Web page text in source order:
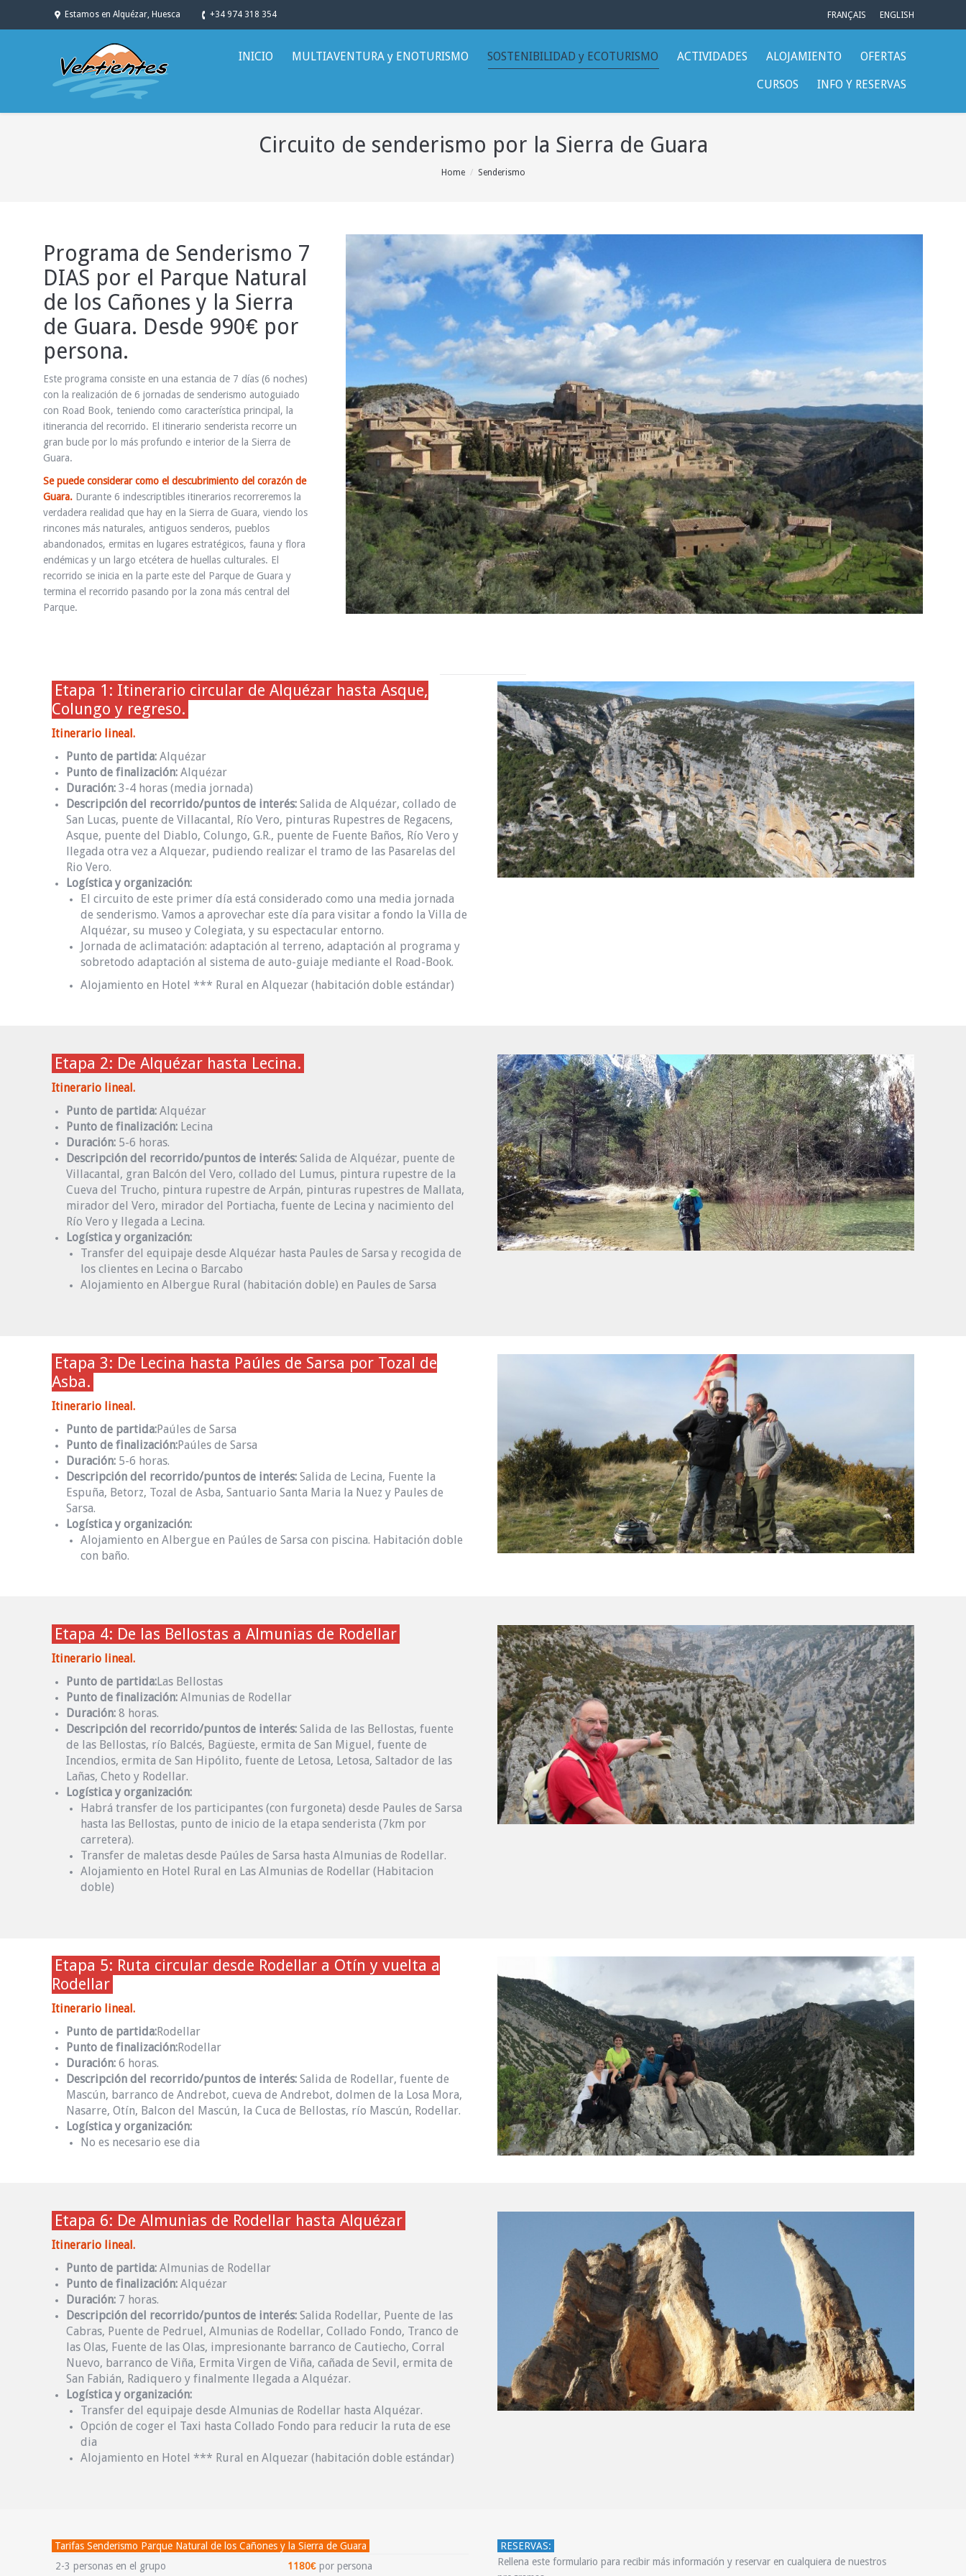
Estamos en Alquézar, Huesca +34 974 318 354 FRANÇAIS ENGLISH
INICIO MULTIAVENTURA y ENOTURISMO SOSTENIBILIDAD y ECOTURISMO ACTIVIDADES ALOJAMIENTO OFERTAS
CURSOS INFO Y RESERVAS
Circuito de senderismo por la Sierra de Guara
Home Senderismo
Programa de Senderismo 7
DIAS por el Parque Natural
de los Cañones y la Sierra
de Guara. Desde 990€ por
persona.
Este programa consiste en una estancia de 7 días (6 noches)
con la realización de 6 jornadas de senderismo autoguiado
con Road Book, teniendo como característica principal, la
itinerancia del recorrido. El itinerario senderista recorre un
gran bucle por lo más profundo e interior de la Sierra de
Guara.
Se puede considerar como el descubrimiento del corazón de
Guara. Durante 6 indescriptibles itinerarios recorreremos la
verdadera realidad que hay en la Sierra de Guara, viendo los
rincones más naturales, antiguos senderos, pueblos
abandonados, ermitas en lugares estratégicos, fauna y flora
endémicas y un largo etcétera de huellas culturales. El
recorrido se inicia en la parte este del Parque de Guara y
termina el recorrido pasando por la zona más central del
Parque.
Etapa 1: Itinerario circular de Alquézar hasta Asque,
Colungo y regreso.
Itinerario lineal.
Punto de partida: Alquézar
Punto de finalización: Alquézar
Duración: 3-4 horas (media jornada)
Descripción del recorrido/puntos de interés: Salida de Alquézar, collado de
San Lucas, puente de Villacantal, Río Vero, pinturas Rupestres de Regacens,
Asque, puente del Diablo, Colungo, G.R., puente de Fuente Baños, Río Vero y
llegada otra vez a Alquezar, pudiendo realizar el tramo de las Pasarelas del
Rio Vero.
Logística y organización:
El circuito de este primer día está considerado como una media jornada
de senderismo. Vamos a aprovechar este día para visitar a fondo la Villa de
Alquézar, su museo y Colegiata, y su espectacular entorno.
Jornada de aclimatación: adaptación al terreno, adaptación al programa y
sobretodo adaptación al sistema de auto-guiaje mediante el Road-Book.
Alojamiento en Hotel *** Rural en Alquezar (habitación doble estándar)
Etapa 2: De Alquézar hasta Lecina.
Itinerario lineal.
Punto de partida: Alquézar
Punto de finalización: Lecina
Duración: 5-6 horas.
Descripción del recorrido/puntos de interés: Salida de Alquézar, puente de
Villacantal, gran Balcón del Vero, collado del Lumus, pintura rupestre de la
Cueva del Trucho, pintura rupestre de Arpán, pinturas rupestres de Mallata,
mirador del Vero, mirador del Portiacha, fuente de Lecina y nacimiento del
Río Vero y llegada a Lecina.
Logística y organización:
Transfer del equipaje desde Alquézar hasta Paules de Sarsa y recogida de
los clientes en Lecina o Barcabo
Alojamiento en Albergue Rural (habitación doble) en Paules de Sarsa
Etapa 3: De Lecina hasta Paúles de Sarsa por Tozal de
Asba.
Itinerario lineal.
Punto de partida:Paúles de Sarsa
Punto de finalización:Paúles de Sarsa
Duración: 5-6 horas.
Descripción del recorrido/puntos de interés: Salida de Lecina, Fuente la
Espuña, Betorz, Tozal de Asba, Santuario Santa Maria la Nuez y Paules de
Sarsa.
Logística y organización:
Alojamiento en Albergue en Paúles de Sarsa con piscina. Habitación doble
con baño.
Etapa 4: De las Bellostas a Almunias de Rodellar
Itinerario lineal.
Punto de partida:Las Bellostas
Punto de finalización: Almunias de Rodellar
Duración: 8 horas.
Descripción del recorrido/puntos de interés: Salida de las Bellostas, fuente
de las Bellostas, río Balcés, Bagüeste, ermita de San Miguel, fuente de
Incendios, ermita de San Hipólito, fuente de Letosa, Letosa, Saltador de las
Lañas, Cheto y Rodellar.
Logística y organización:
Habrá transfer de los participantes (con furgoneta) desde Paules de Sarsa
hasta las Bellostas, punto de inicio de la etapa senderista (7km por
carretera).
Transfer de maletas desde Paúles de Sarsa hasta Almunias de Rodellar.
Alojamiento en Hotel Rural en Las Almunias de Rodellar (Habitacion
doble)
Etapa 5: Ruta circular desde Rodellar a Otín y vuelta a
Rodellar
Itinerario lineal.
Punto de partida:Rodellar
Punto de finalización:Rodellar
Duración: 6 horas.
Descripción del recorrido/puntos de interés: Salida de Rodellar, fuente de
Mascún, barranco de Andrebot, cueva de Andrebot, dolmen de la Losa Mora,
Nasarre, Otín, Balcon del Mascún, la Cuca de Bellostas, río Mascún, Rodellar.
Logística y organización:
No es necesario ese dia
Etapa 6: De Almunias de Rodellar hasta Alquézar
Itinerario lineal.
Punto de partida: Almunias de Rodellar
Punto de finalización: Alquézar
Duración: 7 horas.
Descripción del recorrido/puntos de interés: Salida Rodellar, Puente de las
Cabras, Puente de Pedruel, Almunias de Rodellar, Collado Fondo, Tranco de
las Olas, Fuente de las Olas, impresionante barranco de Cautiecho, Corral
Nuevo, barranco de Viña, Ermita Virgen de Viña, cañada de Sevil, ermita de
San Fabián, Radiquero y finalmente llegada a Alquézar.
Logística y organización:
Transfer del equipaje desde Almunias de Rodellar hasta Alquézar.
Opción de coger el Taxi hasta Collado Fondo para reducir la ruta de ese
dia
Alojamiento en Hotel *** Rural en Alquezar (habitación doble estándar)
Tarifas Senderismo Parque Natural de los Cañones y la Sierra de Guara
2-3 personas en el grupo
1180€ por persona
RESERVAS:
Rellena este formulario para recibir más información y reservar en cualquiera de nuestros